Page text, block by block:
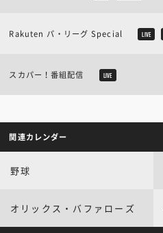
Rakuten パ・リーグ Special LIVE
スカパー！番組配信 LIVE
関連カレンダー
野球
オリックス・バファローズ